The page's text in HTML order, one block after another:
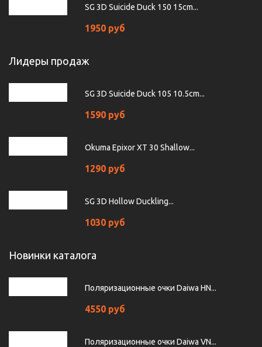
SG 3D Suicide Duck 150 15cm...
1950 руб
Лидеры продаж
SG 3D Suicide Duck 105 10.5cm...
1590 руб
Okuma Epixor XT 30 Shallow...
1290 руб
SG 3D Hollow Duckling...
1030 руб
Новинки каталога
Поляризационные очки Daiwa HN...
4550 руб
Поляризационные очки Daiwa VN...